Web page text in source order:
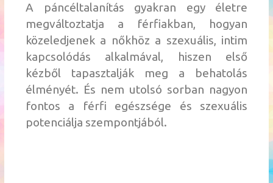
A páncéltalanítás gyakran egy életre
megváltoztatja a férfiakban, hogyan
közeledjenek a nőkhöz a szexuális, intim
kapcsolódás alkalmával, hiszen első
kézből tapasztalják meg a behatolás
élményét. És nem utolsó sorban nagyon
fontos a férfi egészsége és szexuális
potenciálja szempontjából.